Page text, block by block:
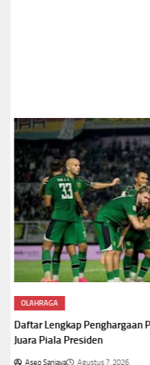
OLAHRAGA
Daftar Lengkap Penghargaan
Juara Piala Presiden
Asep Sanjaya Agustus 7, 2026